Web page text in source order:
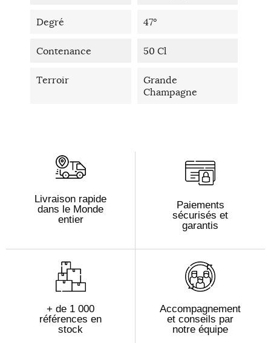
Degré 47°
Contenance 50 Cl
Terroir
Grande
Champagne
Livraison rapide
dans le Monde
entier
Paiements
sécurisés et
garantis
+ de 1 000
références en
stock
Accompagnement
et conseils par
notre équipe